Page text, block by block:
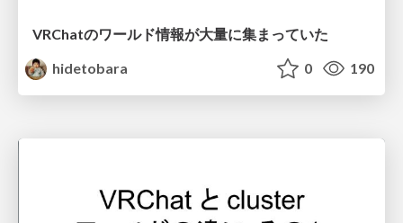
VRChatのワールド情報が大量に集まっていた
hidetobara
0 190